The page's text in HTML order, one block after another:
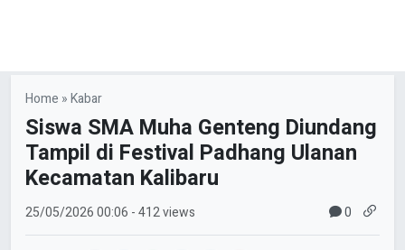
Home »Kabar
Siswa SMA Muha Genteng Diundang
Tampil di Festival Padhang Ulanan
Kecamatan Kalibaru
25/05/202600:06 - 412 views 0